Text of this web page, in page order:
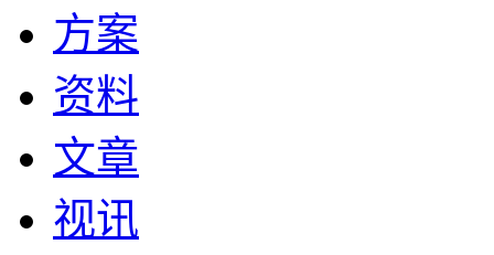
方案
资料
文章
视讯